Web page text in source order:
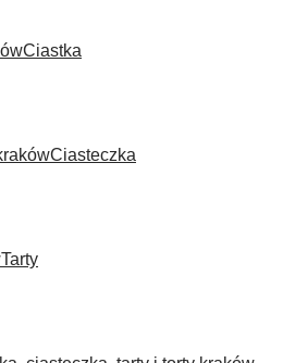
Ciastka
Ciasteczka
Tarty